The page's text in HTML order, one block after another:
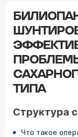
ТИПА
Структура
Что такое